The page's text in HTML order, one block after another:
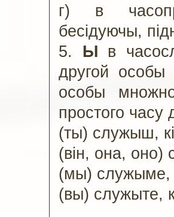
г) в
бесідуючы,
5. Ы в
другой особы
особы
простого
(ты) служыш,
(він, она, оно)
(мы) служыме,
(вы) служыте,